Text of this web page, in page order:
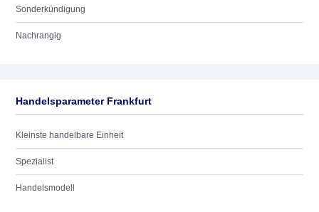
Sonderkündigung
Nachrangig
Handelsparameter Frankfurt
Kleinste handelbare Einheit
Spezialist
Handelsmodell